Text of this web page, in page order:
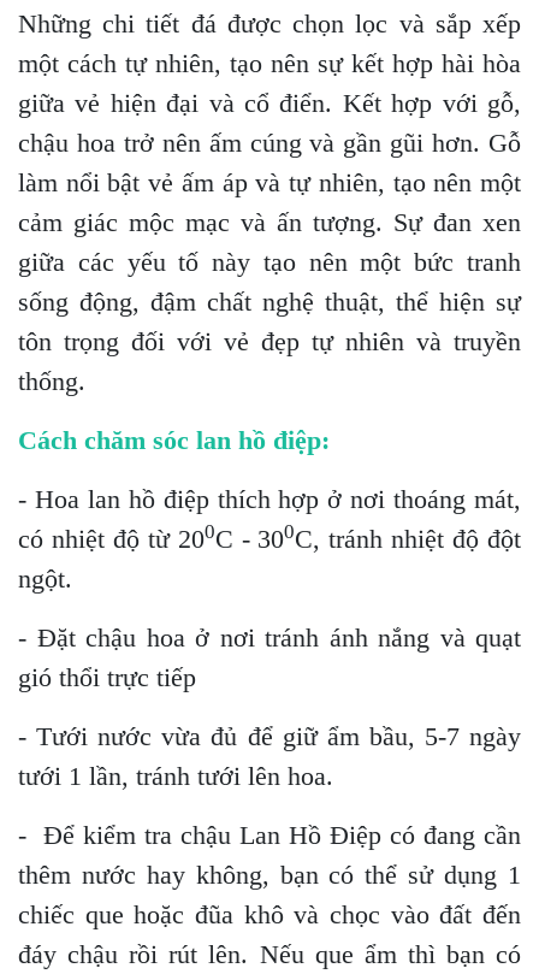
Những chi tiết đá được chọn lọc và sắp xếp
một cách tự nhiên, tạo nên sự kết hợp hài hòa
giữa vẻ hiện đại và cổ điển. Kết hợp với gỗ,
chậu hoa trở nên ấm cúng và gần gũi hơn. Gỗ
làm nổi bật vẻ ấm áp và tự nhiên, tạo nên một
cảm giác mộc mạc và ấn tượng. Sự đan xen
giữa các yếu tố này tạo nên một bức tranh
sống động, đậm chất nghệ thuật, thể hiện sự
tôn trọng đối với vẻ đẹp tự nhiên và truyền
thống.
Cách chăm sóc lan hồ điệp:
- Hoa lan hồ điệp thích hợp ở nơi thoáng mát,
có nhiệt độ từ 200C - 300C, tránh nhiệt độ đột
ngột.
- Đặt chậu hoa ở nơi tránh ánh nắng và quạt
gió thổi trực tiếp
- Tưới nước vừa đủ để giữ ẩm bầu, 5-7 ngày
tưới 1 lần, tránh tưới lên hoa.
- Để kiểm tra chậu Lan Hồ Điệp có đang cần
thêm nước hay không, bạn có thể sử dụng 1
chiếc que hoặc đũa khô và chọc vào đất đến
đáy chậu rồi rút lên. Nếu que ẩm thì bạn có